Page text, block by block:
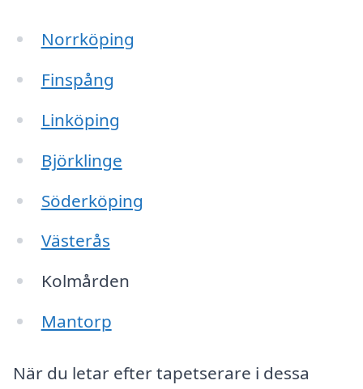
Norrköping
Finspång
Linköping
Björklinge
Söderköping
Västerås
Kolmården
Mantorp
När du letar efter tapetserare i dessa